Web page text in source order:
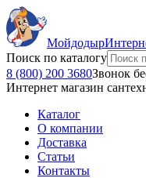
Мойдодыр
Поиск по каталогу
8 (800) 200 3680Звонок
Интернет магазин
Каталог
О компании
Доставка
Статьи
Контакты